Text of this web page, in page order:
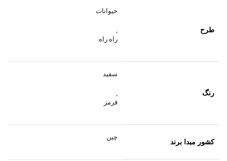
طرح
حیوانات
,
راه راه
رنگ
سفید
,
قرمز
کشور مبدا برند
چین